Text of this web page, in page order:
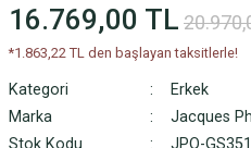
16.769,00 TL
*1.863,22 TL den başlayan taksitlerle!
Kategori
Erkek
Marka
Jacques
Stok Kodu
JPQ-